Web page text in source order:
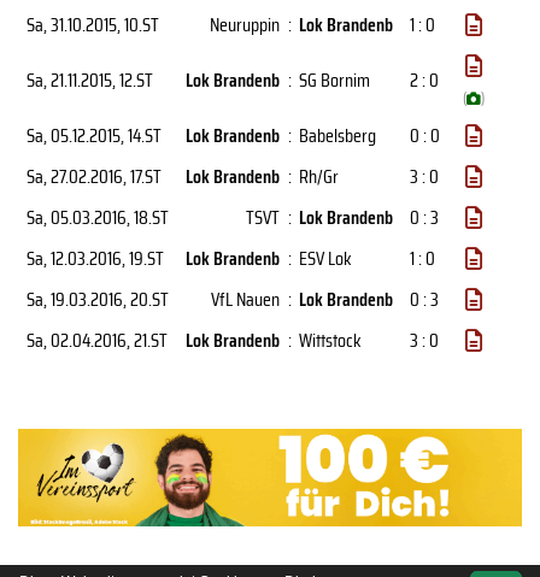
Sa, 31.10.2015, 10.ST Neuruppin : Lok Brandenb 1 : 0
Sa, 21.11.2015, 12.ST Lok Brandenb : SG Bornim 2 : 0
( )
Sa, 05.12.2015, 14.ST Lok Brandenb : Babelsberg
0 : 0
Sa, 27.02.2016, 17.ST Lok Brandenb : Rh/Gr
3 : 0
Sa, 05.03.2016, 18.ST TSVT : Lok Brandenb 0 : 3
Sa, 12.03.2016, 19.ST Lok Brandenb : ESV Lok
1 : 0
Sa, 19.03.2016, 20.ST VfL Nauen : Lok Brandenb 0 : 3
Sa, 02.04.2016, 21.ST Lok Brandenb : Wittstock 3 : 0